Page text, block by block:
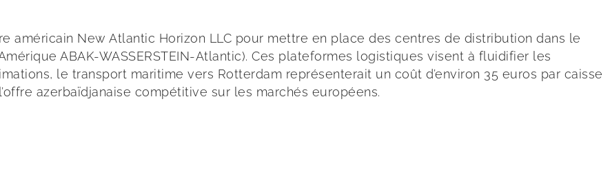
américain New Atlantic Horizon LLC pour mettre en place des centres de distribution dans le
ABAK-WASSERSTEIN-Atlantic). Ces plateformes logistiques visent à fluidifier les
le transport maritime vers Rotterdam représenterait un coût d’environ 35 euros par caisse
azerbaïdjanaise compétitive sur les marchés européens.